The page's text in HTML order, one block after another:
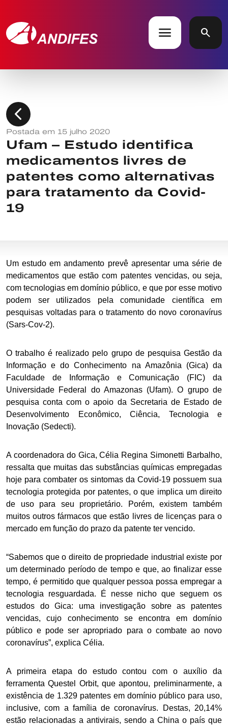
menu search
chevron_left
Postada em 15 julho 2020
Ufam – Estudo identifica
medicamentos livres de
patentes como alternativas
para tratamento da Covid-
19
Um estudo em andamento prevê apresentar uma série de
medicamentos que estão com patentes vencidas, ou seja,
com tecnologias em domínio público, e que por esse motivo
podem ser utilizados pela comunidade científica em
pesquisas voltadas para o tratamento do novo coronavírus
(Sars-Cov-2).
O trabalho é realizado pelo grupo de pesquisa Gestão da
Informação e do Conhecimento na Amazônia (Gica) da
Faculdade de Informação e Comunicação (FIC) da
Universidade Federal do Amazonas (Ufam). O grupo de
pesquisa conta com o apoio da Secretaria de Estado de
Desenvolvimento Econômico, Ciência, Tecnologia e
Inovação (Sedecti).
A coordenadora do Gica, Célia Regina Simonetti Barbalho,
ressalta que muitas das substâncias químicas empregadas
hoje para combater os sintomas da Covid-19 possuem sua
tecnologia protegida por patentes, o que implica um direito
de uso para seu proprietário. Porém, existem também
muitos outros fármacos que estão livres de licenças para o
mercado em função do prazo da patente ter vencido.
“Sabemos que o direito de propriedade industrial existe por
um determinado período de tempo e que, ao finalizar esse
tempo, é permitido que qualquer pessoa possa empregar a
tecnologia resguardada. É nesse nicho que seguem os
estudos do Gica: uma investigação sobre as patentes
vencidas, cujo conhecimento se encontra em domínio
público e pode ser apropriado para o combate ao novo
coronavírus”, explica Célia.
A primeira etapa do estudo contou com o auxílio da
ferramenta Questel Orbit, que apontou, preliminarmente, a
existência de 1.329 patentes em domínio público para uso,
inclusive, com a família de coronavírus. Destas, 20,14%
estão relacionadas a antivirais, sendo a China o país que